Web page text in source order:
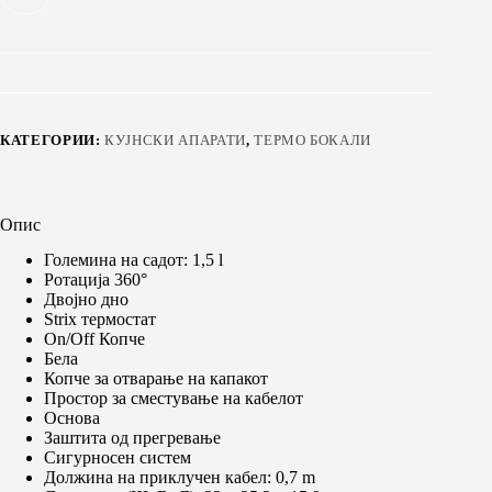
КАТЕГОРИИ:КУЈНСКИ АПАРАТИ,ТЕРМО БОКАЛИ
Опис
Големина на садот: 1,5 l
Ротација 360°
Двојно дно
Strix термостат
On/Off Копче
Бела
Копче за отварање на капакот
Простор за сместување на кабелот
Основа
Заштита од прегревање
Сигурносен систем
Должина на приклучен кабел: 0,7 m